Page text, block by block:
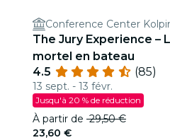
The Jury Experience –
mortel en bateau
4.5
(85)
13 sept. - 13 févr.
Jusqu'à 20 % de réduction
À partir de 29,50 €
23,60 €